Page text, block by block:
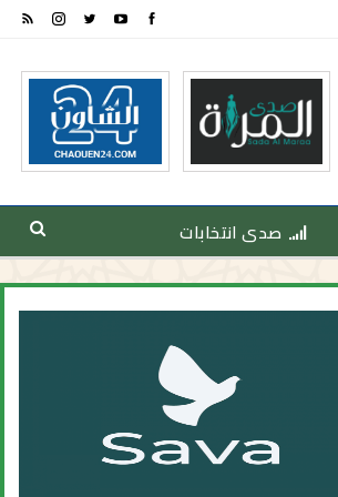
صدى انتخابات